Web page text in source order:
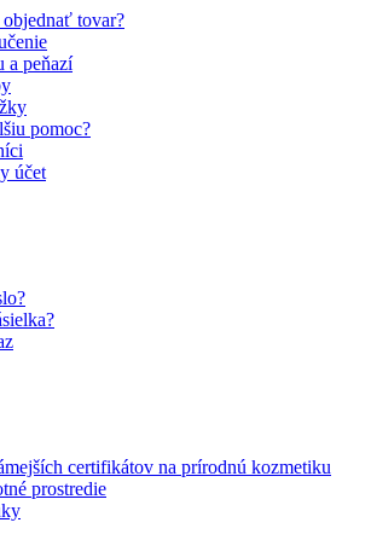
tovar?
a peňazí
pomoc?
účet
certifikátov na prírodnú kozmetiku
prostredie